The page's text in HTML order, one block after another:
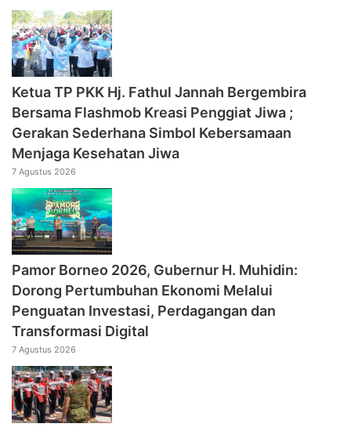
‎Ketua TP PKK Hj. Fathul Jannah Bergembira
Bersama Flashmob Kreasi Penggiat Jiwa ;
Gerakan Sederhana Simbol Kebersamaan
Menjaga Kesehatan Jiwa
7 Agustus 2026
Pamor Borneo 2026, Gubernur H. Muhidin:
Dorong Pertumbuhan Ekonomi Melalui
Penguatan Investasi, Perdagangan dan
Transformasi Digital
7 Agustus 2026